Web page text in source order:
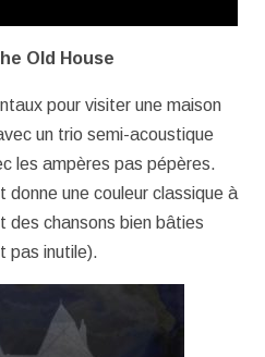
Old House
pour visiter une maison
un trio semi-acoustique
les ampères pas pépères.
donne une couleur classique à
des chansons bien bâties
pas inutile).